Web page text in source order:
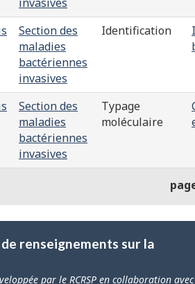
Section des
maladies
bactériennes
invasives
Identification
Section des
maladies
bactériennes
invasives
Typage
moléculaire
renseignements sur la
par le RCRSP en collaboration avec